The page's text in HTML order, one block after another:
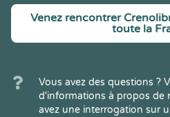
Venez rencontrer
toute la
Vous avez des questions ?
d'informations à propos de
avez une interrogation sur